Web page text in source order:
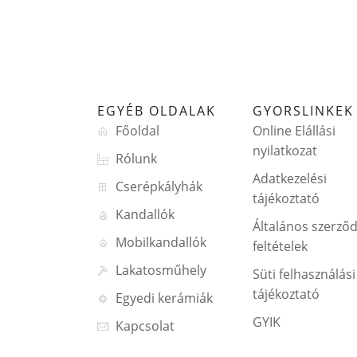
EGYÉB OLDALAK
Főoldal
Rólunk
Cserépkályhák
Kandallók
Mobilkandallók
Lakatosműhely
Egyedi kerámiák
Kapcsolat
GYORSLINKEK
Online Elállási
nyilatkozat
Adatkezelési
tájékoztató
Általános
feltételek
Süti felhasználási
tájékoztató
GYIK